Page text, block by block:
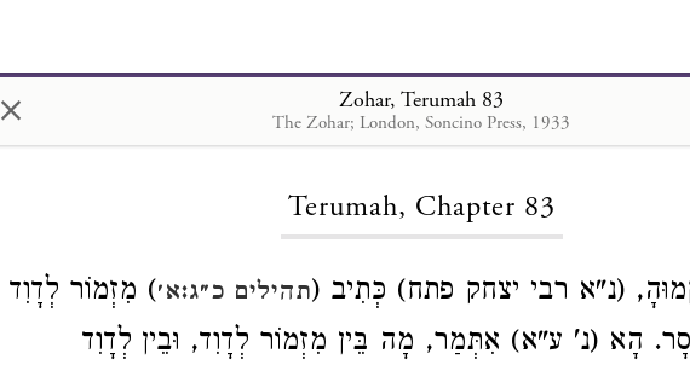
× Zohar, Terumah 83
The Zohar; London, Soncino Press, 1933
Loading...
Terumah, Chapter 83
(נ"א רבי יצחק פתח) כְּתִיב (תהילים כ״ג:א׳) מִזְמוֹר לְדָוִד
הָא (נ' ע"א) אִתְּמַר, מָה בֵּין מִזְמוֹר לְדָוִד, וּבֵין לְדָוִד